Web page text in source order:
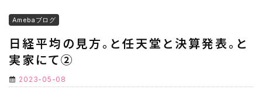
Amebaブログ
日経平均の見方。と任天堂と決算発表。と
実家にて②
2023-05-08